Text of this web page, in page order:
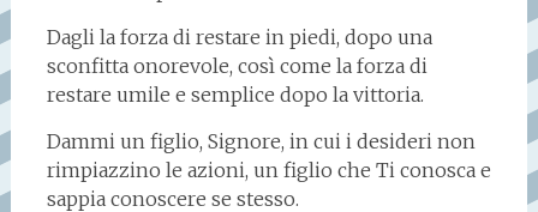
Dagli la forza di restare in piedi, dopo una
sconfitta onorevole, così come la forza di
restare umile e semplice dopo la vittoria.
Dammi un figlio, Signore, in cui i desideri non
rimpiazzino le azioni, un figlio che Ti conosca e
sappia conoscere se stesso.